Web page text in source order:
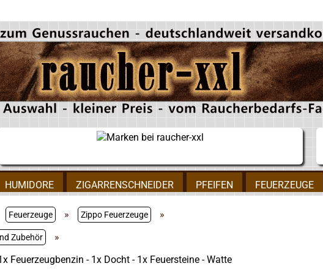
E-Mail
Passwort
Konto erstellen
Passwort
HUMIDORE ZIGARRENSCHNEIDER PFEIFEN FEUERZEUGE
Feuerzeuge » Zippo Feuerzeuge »
Zubehör
»
Feuerzeugbenzin - 1x Docht - 1x Feuersteine - Watte